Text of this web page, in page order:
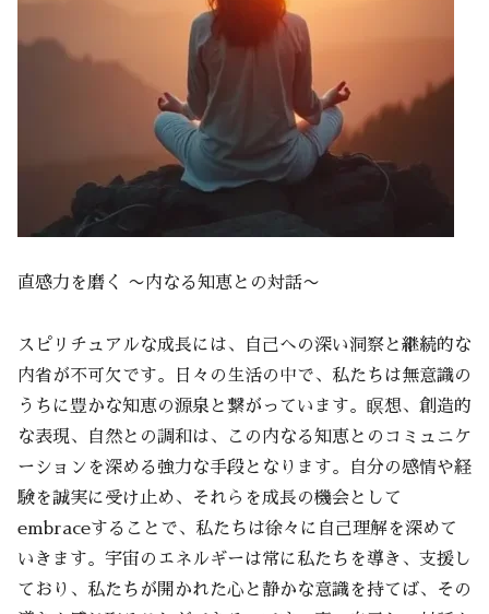
直感力を磨く 〜内なる知恵との対話〜
スピリチュアルな成長には、自己への深い洞察と継続的な
内省が不可欠です。日々の生活の中で、私たちは無意識の
うちに豊かな知恵の源泉と繋がっています。瞑想、創造的
な表現、自然との調和は、この内なる知恵とのコミュニケ
ーションを深める強力な手段となります。自分の感情や経
験を誠実に受け止め、それらを成長の機会として
embraceすることで、私たちは徐々に自己理解を深めて
いきます。宇宙のエネルギーは常に私たちを導き、支援し
ており、私たちが開かれた心と静かな意識を持てば、その